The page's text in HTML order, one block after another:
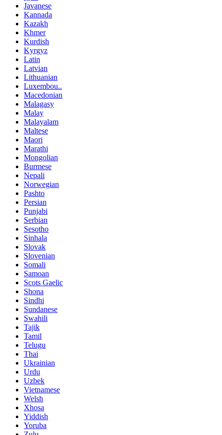
Javanese
Kannada
Kazakh
Khmer
Kurdish
Kyrgyz
Latin
Latvian
Lithuanian
Luxembou..
Macedonian
Malagasy
Malay
Malayalam
Maltese
Maori
Marathi
Mongolian
Burmese
Nepali
Norwegian
Pashto
Persian
Punjabi
Serbian
Sesotho
Sinhala
Slovak
Slovenian
Somali
Samoan
Scots Gaelic
Shona
Sindhi
Sundanese
Swahili
Tajik
Tamil
Telugu
Thai
Ukrainian
Urdu
Uzbek
Vietnamese
Welsh
Xhosa
Yiddish
Yoruba